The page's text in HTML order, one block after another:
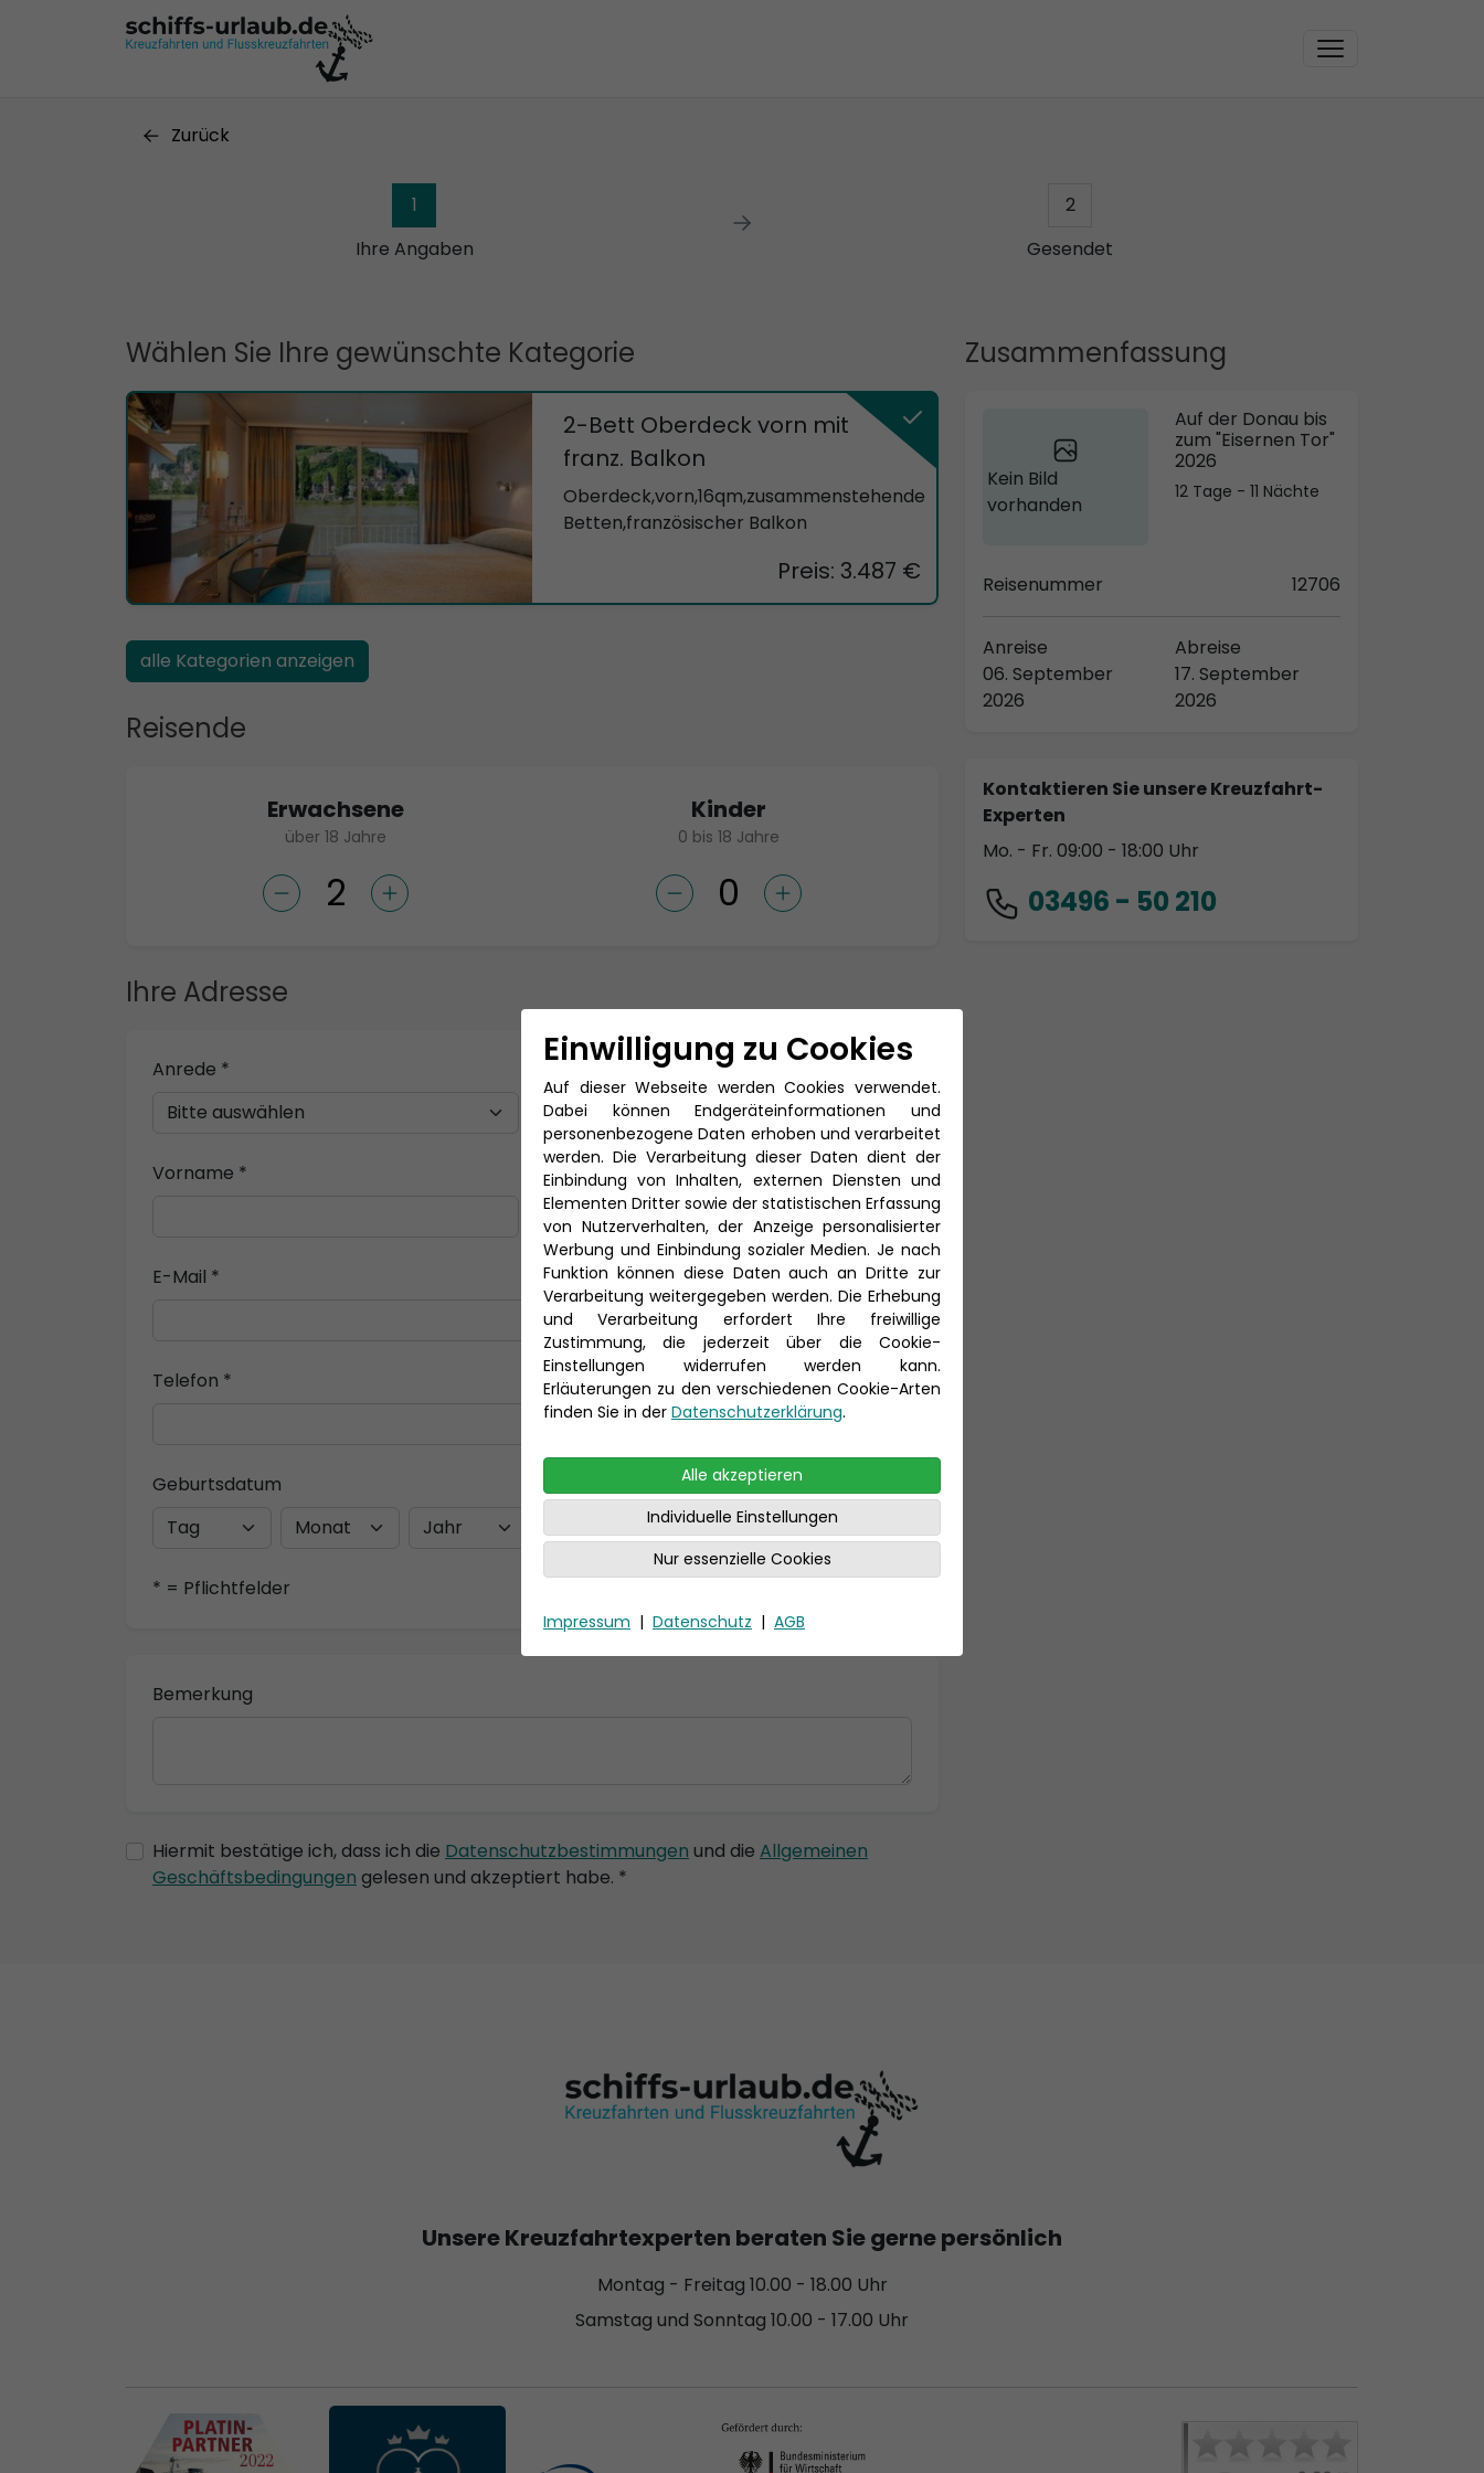
Zurück
1
Ihre Angaben
2
Gesendet
Zusammenfassung
Kein Bild
vorhanden
Auf der Donau bis
zum "Eisernen Tor"
2026
12 Tage - 11 Nächte
Reisenummer 12706
Anreise
06. September
2026
Abreise
17. September
2026
Kontaktieren Sie unsere Kreuzfahrt-
Experten
Mo. - Fr. 09:00 - 18:00 Uhr
03496 - 50 210
Wählen Sie Ihre gewünschte Kategorie
2-Bett Oberdeck vorn mit
franz. Balkon
Oberdeck,vorn,16qm,zusammenstehende
Betten,französischer Balkon
Preis: 3.487 €
alle Kategorien anzeigen
Reisende
Erwachsene
über 18 Jahre
Kinder
0 bis 18 Jahre
Ihre Adresse
Anrede *
Vorname * Nachname *
E-Mail *
Telefon *
Geburtsdatum
* = Pflichtfelder
Bemerkung
Hiermit bestätige ich, dass ich die Datenschutzbestimmungen und die Allgemeinen
Geschäftsbedingungen gelesen und akzeptiert habe. *
Einwilligung zu Cookies
Auf dieser Webseite werden Cookies verwendet.
Dabei können Endgeräteinformationen und
personenbezogene Daten erhoben und verarbeitet
werden. Die Verarbeitung dieser Daten dient der
Einbindung von Inhalten, externen Diensten und
Elementen Dritter sowie der statistischen Erfassung
von Nutzerverhalten, der Anzeige personalisierter
Werbung und Einbindung sozialer Medien. Je nach
Funktion können diese Daten auch an Dritte zur
Verarbeitung weitergegeben werden. Die Erhebung
und Verarbeitung erfordert Ihre freiwillige
Zustimmung, die jederzeit über die Cookie-
Einstellungen widerrufen werden kann.
Erläuterungen zu den verschiedenen Cookie-Arten
finden Sie in der Datenschutzerklärung.
Alle akzeptieren
Individuelle Einstellungen
Nur essenzielle Cookies
Impressum | Datenschutz | AGB
Unsere Kreuzfahrtexperten beraten Sie gerne persönlich
Montag - Freitag 10.00 - 18.00 Uhr
Samstag und Sonntag 10.00 - 17.00 Uhr